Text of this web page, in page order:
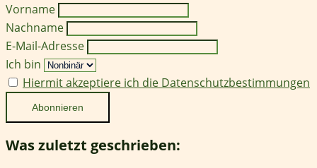
Vorname
Nachname
E-Mail-Adresse
Ich bin
Hiermit akzeptiere ich die Datenschutzbestimmungen
Was zuletzt geschrieben: